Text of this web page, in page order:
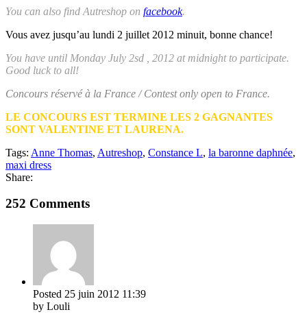
You can also find Autreshop on facebook.
Vous avez jusqu’au lundi 2 juillet 2012 minuit, bonne chance!
You have until Monday July 2sd , 2012 at midnight to participate.
Good luck to all!
Concours réservé à la France / Contest only open to France.
LE CONCOURS EST TERMINE LES 2 GAGNANTES
SONT VALENTINE ET LAURENA.
Tags: Anne Thomas, Autreshop, Constance L, la baronne daphnée,
maxi dress
Share:
252 Comments
Posted 25 juin 2012 11:39
by Louli